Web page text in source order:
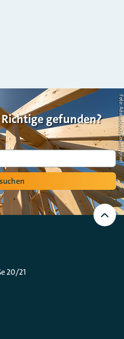
gefunden?
suchen
Foto: AdobeStock/Countrypixel
Nach
oben
Scrollen
20/21